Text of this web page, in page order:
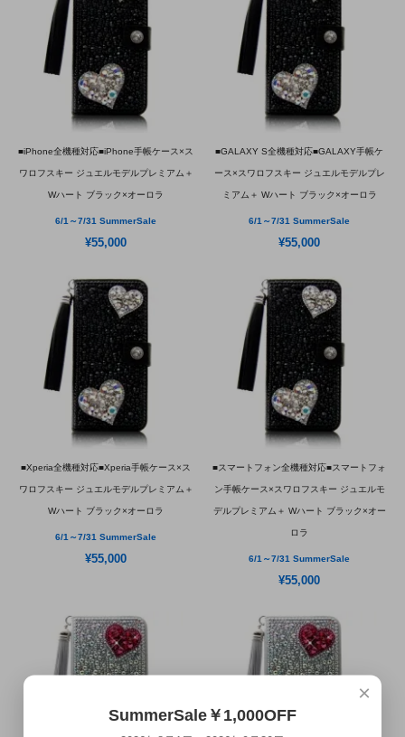
■iPhone全機種対応■iPhone手帳ケース×ス
ワロフスキー ジュエルモデルプレミアム＋
Wハート ブラック×オーロラ
6/1～7/31 SummerSale
¥55,000
■GALAXY S全機種対応■GALAXY手帳ケ
ース×スワロフスキー ジュエルモデルプレ
ミアム＋ Wハート ブラック×オーロラ
6/1～7/31 SummerSale
¥55,000
■Xperia全機種対応■Xperia手帳ケース×ス
ワロフスキー ジュエルモデルプレミアム＋
Wハート ブラック×オーロラ
6/1～7/31 SummerSale
¥55,000
■スマートフォン全機種対応■スマートフォ
ン手帳ケース×スワロフスキー ジュエルモ
デルプレミアム＋ Wハート ブラック×オー
ロラ
6/1～7/31 SummerSale
¥55,000
×
SummerSale￥1,000OFF